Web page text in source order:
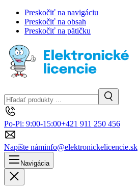
Preskočiť na navigáciu
Preskočiť na obsah
Preskočiť na pätičku
Po-Pi: 9:00-15:00+421 911 250 456
Napíšte náminfo@elektronickelicencie.sk
Navigácia